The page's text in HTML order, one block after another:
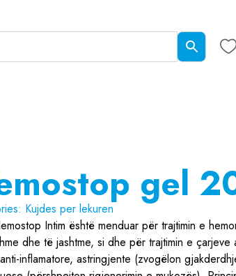
gel
Kujdes per lekuren
Intim është menduar për trajtimin e
dhe të jashtme, si dhe për trajtimin e çarjeve
inflamatore, astringjente (zvogëlon